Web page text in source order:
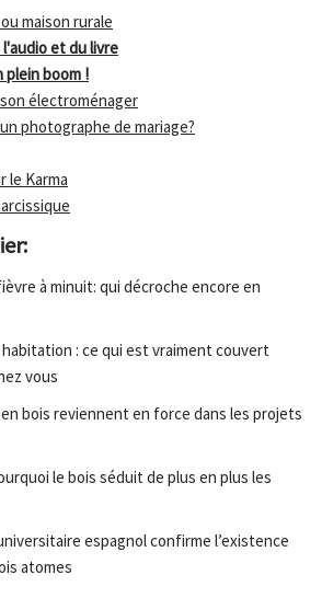
maison rurale
l'audio et du livre
plein boom !
électroménager
photographe de mariage?
le Karma
à minuit: qui décroche encore en
: ce qui est vraiment couvert
vous
bois reviennent en force dans les projets
le bois séduit de plus en plus les
espagnol confirme l’existence
atomes